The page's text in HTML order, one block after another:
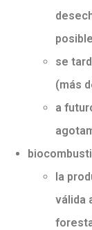
se
(más
a
la
válida